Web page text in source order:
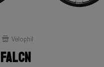
Velophil
Falcn